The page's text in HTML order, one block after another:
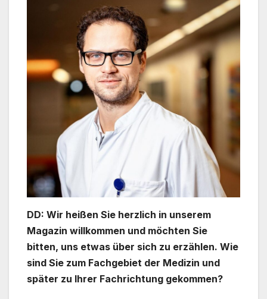
DD: Wir heißen Sie herzlich in unserem
Magazin willkommen und möchten Sie
bitten, uns etwas über sich zu erzählen. Wie
sind Sie zum Fachgebiet der Medizin und
später zu Ihrer Fachrichtung gekommen?